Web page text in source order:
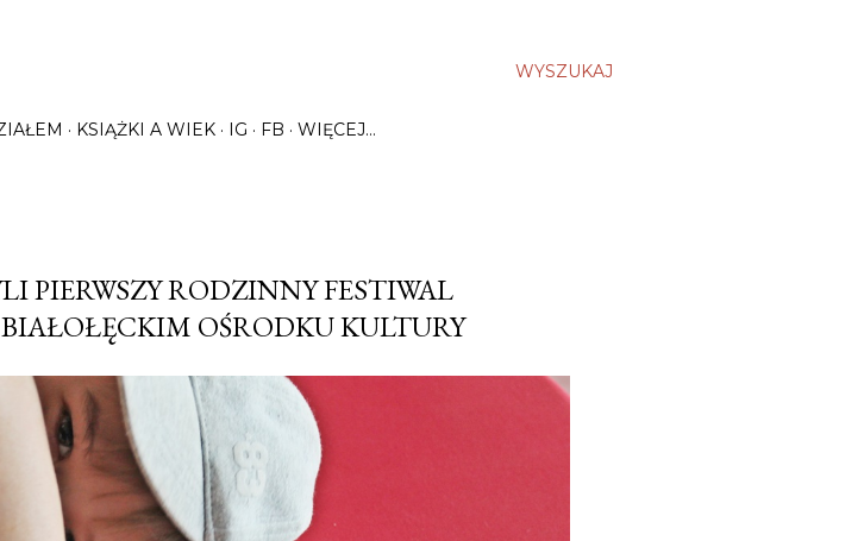
WYSZUKAJ
KSIĄŻKI A WIEK IG FB WIĘCEJ…
PIERWSZY RODZINNY FESTIWAL
OŚRODKU KULTURY